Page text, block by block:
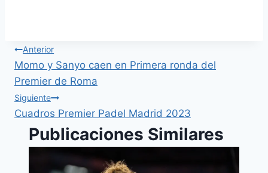
Anterior
Momo y Sanyo caen en Primera ronda del
Premier de Roma
Siguiente
Cuadros Premier Padel Madrid 2023
Publicaciones Similares